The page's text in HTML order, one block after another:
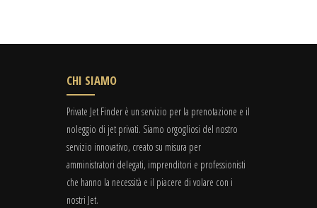
CHI SIAMO
Private Jet Finder è un servizio per la prenotazione e il
noleggio di jet privati. Siamo orgogliosi del nostro
servizio innovativo, creato su misura per
amministratori delegati, imprenditori e professionisti
che hanno la necessità e il piacere di volare con i
nostri Jet.